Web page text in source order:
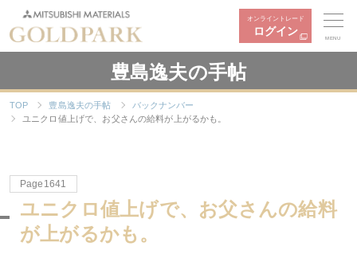
オンライントレード
ログイン
MENU
豊島逸夫の手帖
TOP 豊島逸夫の手帖
バックナンバー
ユニクロ値上げで、お父さんの給料が上がるかも。
Page1641
ユニクロ値上げで、お父さんの給料
が上がるかも。